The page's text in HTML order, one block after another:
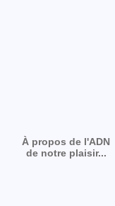
À propos de l'ADN
de notre plaisir...